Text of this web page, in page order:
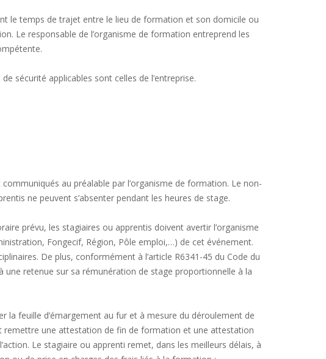
le temps de trajet entre le lieu de formation et son domicile ou
Le responsable de l’organisme de formation entreprend les
sécurité applicables sont celles de l’entreprise.
au préalable par l’organisme de formation. Le non-
ne peuvent s’absenter pendant les heures de stage.
prévu, les stagiaires ou apprentis doivent avertir l’organisme
Fongecif, Région, Pôle emploi,…) de cet événement.
De plus, conformément à l’article R6341-45 du Code du
une retenue sur sa rémunération de stage proportionnelle à la
la feuille d’émargement au fur et à mesure du déroulement de
remettre une attestation de fin de formation et une attestation
Le stagiaire ou apprenti remet, dans les meilleurs délais, à